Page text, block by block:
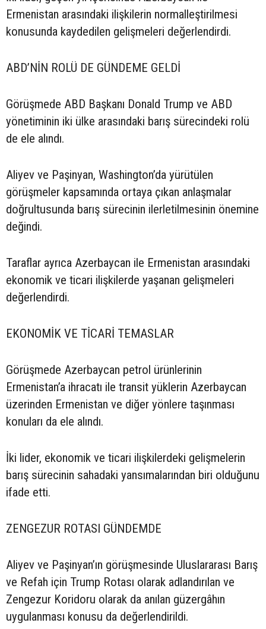
Ermenistan arasındaki ilişkilerin normalleştirilmesi
konusunda kaydedilen gelişmeleri değerlendirdi.
ABD’NİN ROLÜ DE GÜNDEME GELDİ
Görüşmede ABD Başkanı Donald Trump ve ABD
yönetiminin iki ülke arasındaki barış sürecindeki rolü
de ele alındı.
Aliyev ve Paşinyan, Washington’da yürütülen
görüşmeler kapsamında ortaya çıkan anlaşmalar
doğrultusunda barış sürecinin ilerletilmesinin önemine
değindi.
Taraflar ayrıca Azerbaycan ile Ermenistan arasındaki
ekonomik ve ticari ilişkilerde yaşanan gelişmeleri
değerlendirdi.
EKONOMİK VE TİCARİ TEMASLAR
Görüşmede Azerbaycan petrol ürünlerinin
Ermenistan’a ihracatı ile transit yüklerin Azerbaycan
üzerinden Ermenistan ve diğer yönlere taşınması
konuları da ele alındı.
İki lider, ekonomik ve ticari ilişkilerdeki gelişmelerin
barış sürecinin sahadaki yansımalarından biri olduğunu
ifade etti.
ZENGEZUR ROTASI GÜNDEMDE
Aliyev ve Paşinyan’ın görüşmesinde Uluslararası Barış
ve Refah için Trump Rotası olarak adlandırılan ve
Zengezur Koridoru olarak da anılan güzergâhın
uygulanması konusu da değerlendirildi.